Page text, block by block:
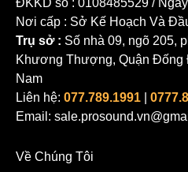
ĐKKD số : 0108485529 /
Nơi cấp : Sở Kế Hoạch Và
Trụ sở : Số nhà 09, ngõ 205,
Khương Thượng, Quận Đống
Nam
Liên hệ: 077.789.1991
Email:
Về Chúng Tôi